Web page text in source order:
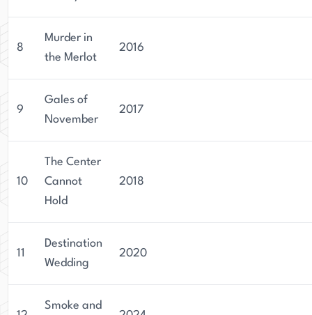
8
Murder in
the Merlot
2016
9
Gales of
November
2017
10
The Center
Cannot
Hold
2018
11
Destination
Wedding
2020
Smoke and